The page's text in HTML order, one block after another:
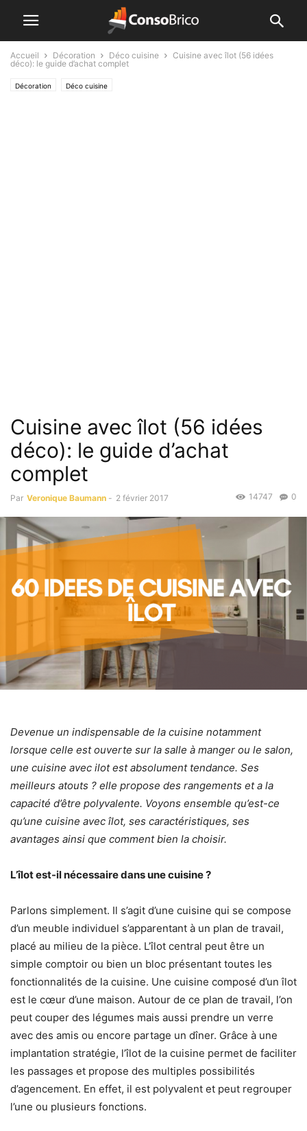
Accueil Décoration Déco cuisine
Cuisine avec îlot (56 idées
déco): le guide d’achat complet
Décoration Déco cuisine
Cuisine avec îlot (56 idées
déco): le guide d’achat
complet
Par Veronique Baumann - 2 février 2017 0
14747
Devenue un indispensable de la cuisine notamment
lorsque celle est ouverte sur la salle à manger ou le salon,
une cuisine avec ilot est absolument tendance. Ses
meilleurs atouts ? elle propose des rangements et a la
capacité d’être polyvalente. Voyons ensemble qu’est-ce
qu’une cuisine avec îlot, ses caractéristiques, ses
avantages ainsi que comment bien la choisir.
L’îlot est-il nécessaire dans une cuisine ?
Parlons simplement. Il s’agit d’une cuisine qui se compose
d’un meuble individuel s’apparentant à un plan de travail,
placé au milieu de la pièce. L’îlot central peut être un
simple comptoir ou bien un bloc présentant toutes les
fonctionnalités de la cuisine. Une cuisine composé d’un îlot
est le cœur d’une maison. Autour de ce plan de travail, l’on
peut couper des légumes mais aussi prendre un verre
avec des amis ou encore partage un dîner. Grâce à une
implantation stratégie, l’îlot de la cuisine permet de faciliter
les passages et propose des multiples possibilités
d’agencement. En effet, il est polyvalent et peut regrouper
l’une ou plusieurs fonctions.